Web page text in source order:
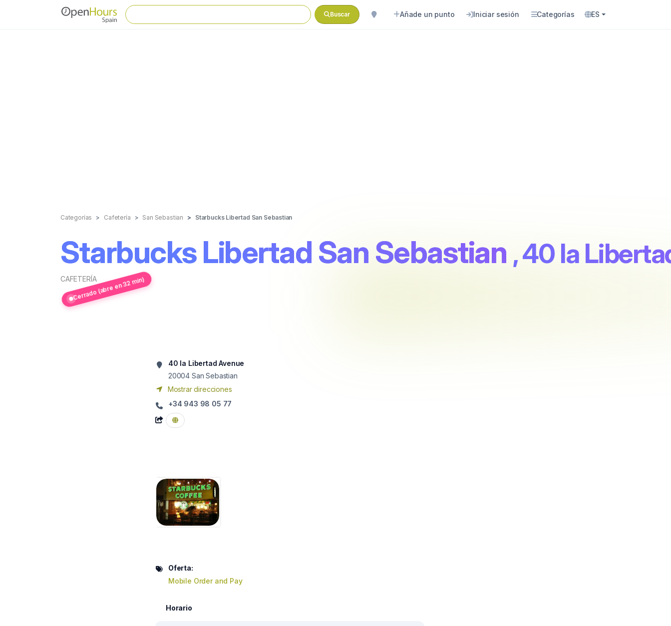
Buscar Añade un punto Iniciar sesión Categorías ES
Categorías Cafetería San Sebastian Starbucks Libertad San Sebastian
Starbucks Libertad San Sebastian , 40 la
CAFETERÍA
Cerrado (abre en 32 min)
40 la Libertad Avenue
20004 San Sebastian
Mostrar direcciones
+34 943 98 05 77
Oferta:
Mobile Order and Pay
Horario